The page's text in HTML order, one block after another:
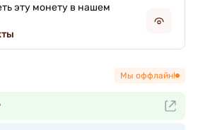
эту монету в нашем
Мы оффлайн!